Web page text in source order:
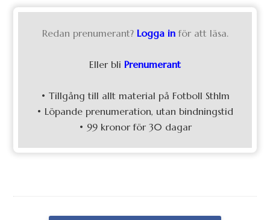
Redan prenumerant? Logga in för att läsa.
Eller bli Prenumerant
• Tillgång till allt material på Fotboll Sthlm
• Löpande prenumeration, utan bindningstid
• 99 kronor för 30 dagar